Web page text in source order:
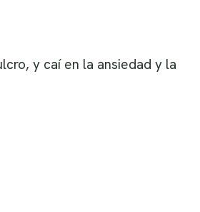
y caí en la ansiedad y la